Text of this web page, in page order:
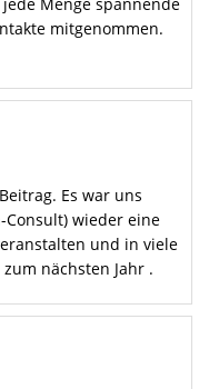
mitgenommen.
Es war uns
wieder eine
und in viele
nächsten Jahr .